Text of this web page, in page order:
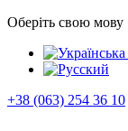
Оберіть свою мову
+38 (063) 254 36 10